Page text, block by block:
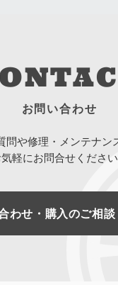
お問い合わせ
問や修理・メンテナン
軽にお問合せください
わせ・購入のご相談